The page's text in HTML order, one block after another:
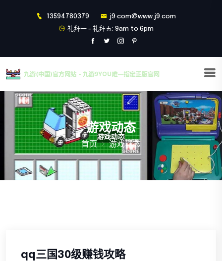
13594780379
j9·com@www.j9.com
礼拜一 - 礼拜五: 9am to 6pm
游戏动态
首页 游戏动态
qq三国30级赚钱攻略